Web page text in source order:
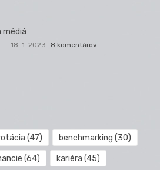
médiá
18. 1. 2023 8 komentárov
(47) benchmarking (30)
(64) kariéra (45)